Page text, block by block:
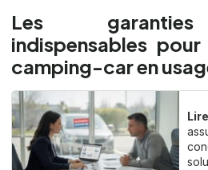
Les garanties
indispensables
camping-car en